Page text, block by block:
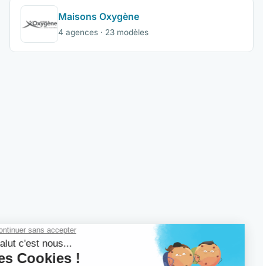
Maisons Oxygène
4 agences · 23 modèles